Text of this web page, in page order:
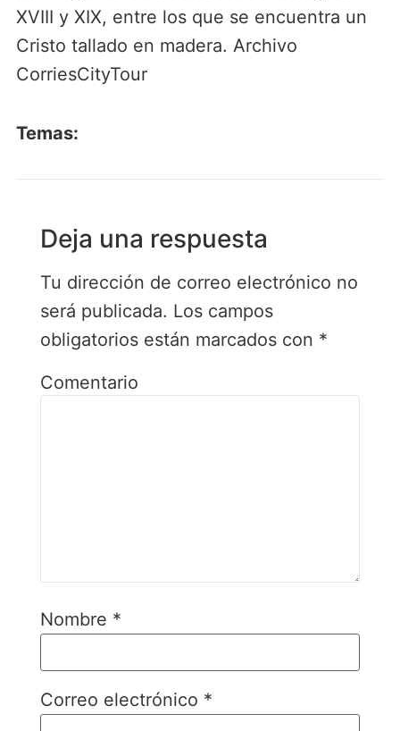
XVIII y XIX, entre los que se encuentra un
Cristo tallado en madera. Archivo
CorriesCityTour
Temas:
Deja una respuesta
Tu dirección de correo electrónico no
será publicada. Los campos
obligatorios están marcados con *
Comentario
Nombre *
Correo electrónico *